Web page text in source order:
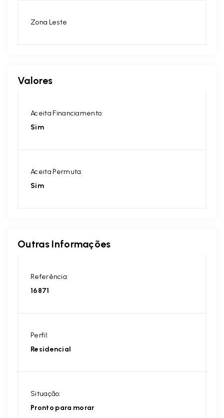
Zona Leste
Valores
Aceita Financiamento:
Sim
Aceita Permuta:
Sim
Outras Informações
Referência:
16871
Perfil:
Residencial
Situação:
Pronto para morar